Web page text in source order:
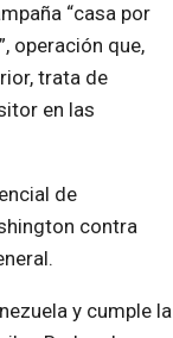
“casa por
operación que,
trata de
en las
de
contra
y cumple la